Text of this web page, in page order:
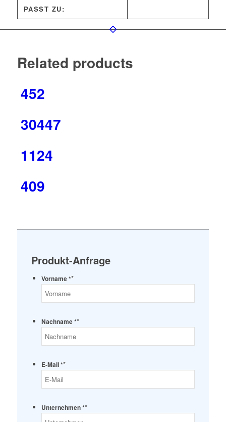
PASST ZU:
Related products
452
30447
1124
409
Produkt-Anfrage
Vorname **
Nachname **
E-Mail **
Unternehmen **